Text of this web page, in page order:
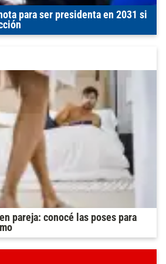
para ser presidenta en 2031 si
pareja: conocé las poses para